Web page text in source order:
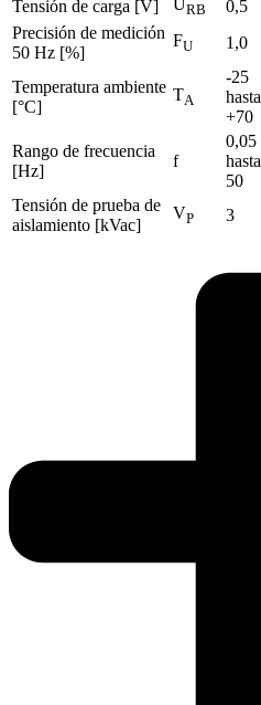
Tensión de carga [V] URB 0,5
Precisión de medición
50 Hz [%]
FU 1,0
Temperatura ambiente
[°C]
TA
-25
hasta
+70
Rango de frecuencia
[Hz]
f
0,05
hasta
50
Tensión de prueba de
aislamiento [kVac]
VP 3